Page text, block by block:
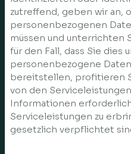
zutreffend, geben wir an,
personenbezogenen
müssen und unterrichten
für den Fall, dass Sie dies
personenbezogene
bereitstellen, profitieren
von den
Informationen
Serviceleistungen zu
gesetzlich verpflichtet